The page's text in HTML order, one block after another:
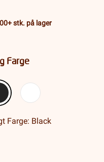
stk. på lager
Farge
Farge: Black